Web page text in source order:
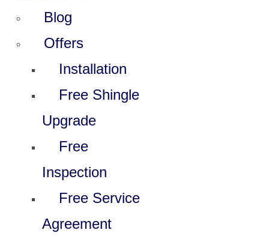
Blog
Offers
Installation
Free Shingle
Upgrade
Free
Inspection
Free Service
Agreement